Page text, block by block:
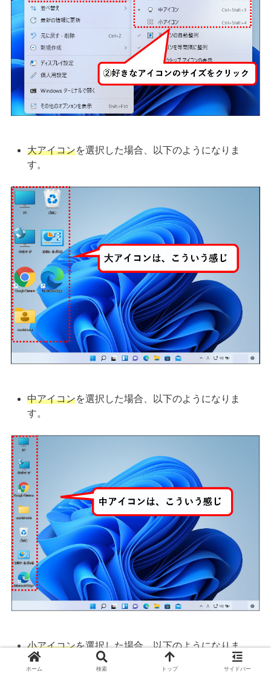
大アイコンを選択した場合、以下のようになりま
す。
中アイコンを選択した場合、以下のようになりま
す。
小アイコンを選択した場合、以下のようになりま
す。
ホーム 検索 トップ サイドバー